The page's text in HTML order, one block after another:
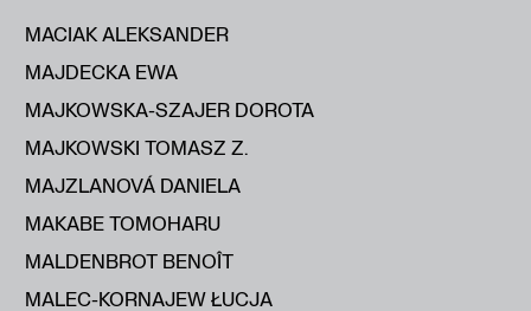
MACIAK ALEKSANDER
MAJDECKA EWA
MAJKOWSKA-SZAJER DOROTA
MAJKOWSKI TOMASZ Z.
MAJZLANOVÁ DANIELA
MAKABE TOMOHARU
MALDENBROT BENOÎT
MALEC-KORNAJEW ŁUCJA